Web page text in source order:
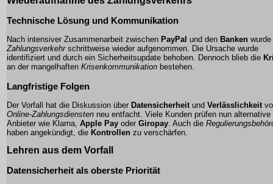
Technische Lösung und Kommunikation
Nach intensiver Zusammenarbeit zwischen PayPal und den Banken wurde
Zahlungsverkehrschrittweise wieder aufgenommen. Die Ursache wurde
identifiziert und durch ein Sicherheitsupdate behoben. Dennoch blieb die
an der mangelhaften Krisenkommunikation bestehen.
Langfristige Folgen
Der Vorfall hat die Diskussion über Datensicherheit und Verlässlichkeit
Online-Zahlungsdiensten neu entfacht. Viele Kunden prüfen nun alternative
Anbieter wie Klarna Apple Pay oder Giropay . Auch die
haben angekündigt, die Kontrollen zu verschärfen.
Lehren aus dem Vorfall
Datensicherheit als oberste Priorität